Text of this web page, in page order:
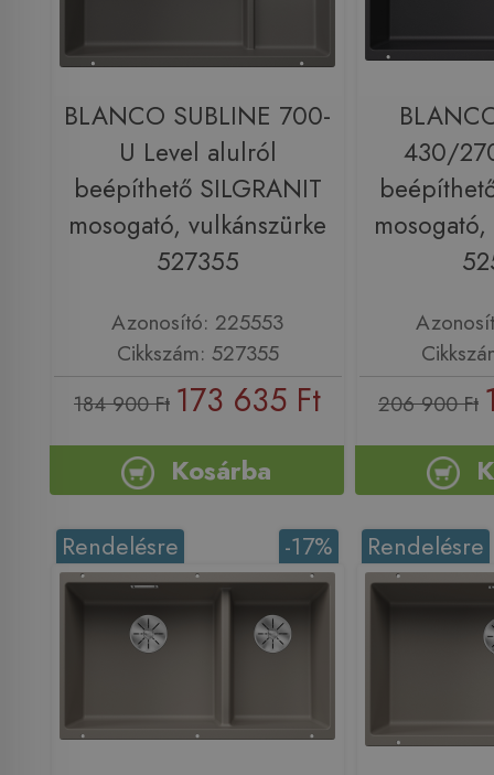
BLANCO SUBLINE 700-
U Level alulról
beépíthető SILGRANIT
mosogató, vulkánszürke
527355
Azonosító: 225553
Cikkszám: 527355
184 900 Ft 173 635 Ft
Kosárba
430/
206 900 Ft
-17%
Rendelésre Rendelésre